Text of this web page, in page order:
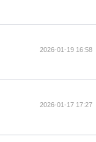
2026-01-19 16:58
2026-01-17 17:27